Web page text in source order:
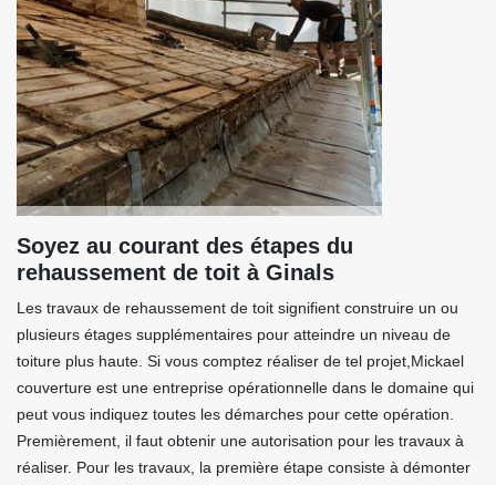
Soyez au courant des étapes du
rehaussement de toit à Ginals
Les travaux de rehaussement de toit signifient construire un ou
plusieurs étages supplémentaires pour atteindre un niveau de
toiture plus haute. Si vous comptez réaliser de tel projet,Mickael
couverture est une entreprise opérationnelle dans le domaine qui
peut vous indiquez toutes les démarches pour cette opération.
Premièrement, il faut obtenir une autorisation pour les travaux à
réaliser. Pour les travaux, la première étape consiste à démonter